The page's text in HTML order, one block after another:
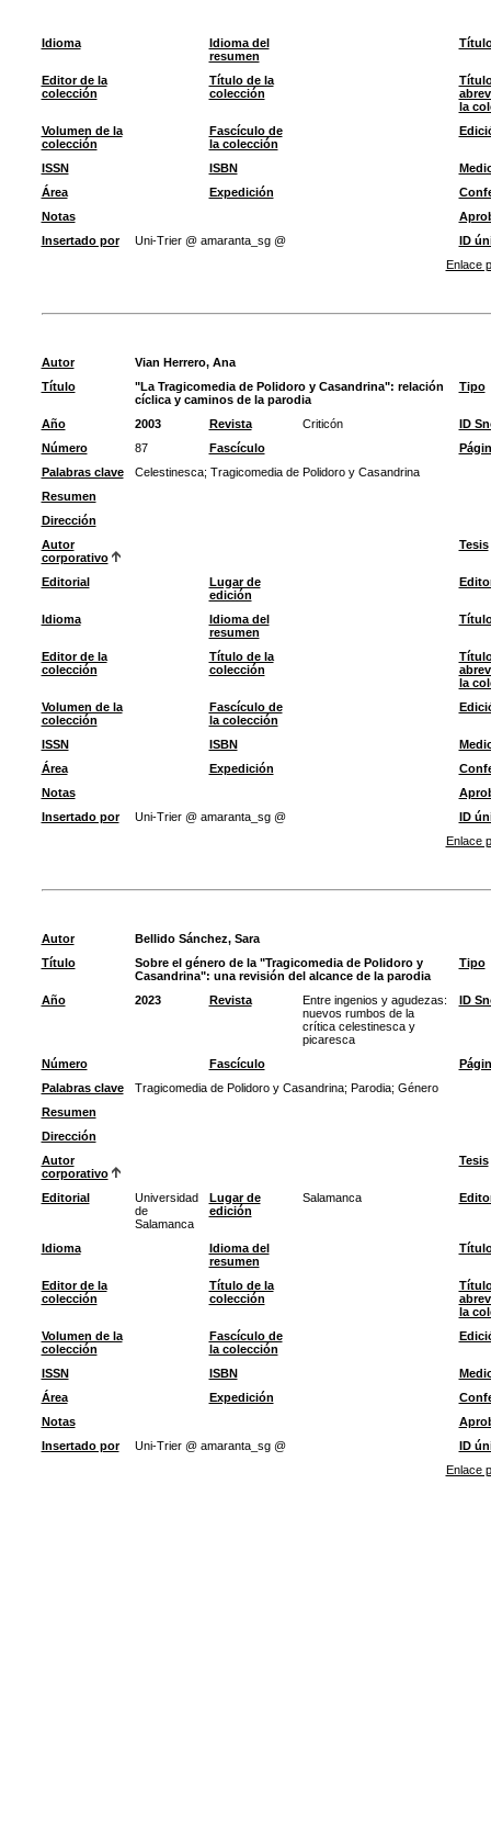
Idioma
Idioma del
resumen
Editor de la
colección
Título de la
colección
la
Volumen de la
colección
Fascículo de
la colección
ISSN ISBN
Área
Expedición
Notas
Insertado por
Uni-Trier @ amaranta_sg @
ID
Enlace
Autor
Vian Herrero, Ana
Título
"La Tragicomedia de Polidoro y Casandrina": relación
cíclica y caminos de la parodia
Tipo
Año 2003 Revista Criticón
ID
Número
87 Fascículo
Palabras clave
Celestinesca; Tragicomedia de Polidoro y Casandrina
Resumen
Dirección
Autor
corporativo
Tesis
Editorial
Lugar de
edición
Idioma
Idioma del
resumen
Editor de la
colección
Título de la
colección
la
Volumen de la
colección
Fascículo de
la colección
ISSN ISBN
Área
Expedición
Notas
Insertado por
Uni-Trier @ amaranta_sg @
ID
Enlace
Autor
Bellido Sánchez, Sara
Título
Sobre el género de la "Tragicomedia de Polidoro y
Casandrina": una revisión del alcance de la parodia
Tipo
Año 2023 Revista
Entre ingenios y agudezas:
nuevos rumbos de la
crítica celestinesca y
picaresca
ID
Número Fascículo
Palabras clave
Tragicomedia de Polidoro y Casandrina; Parodia; Género
Resumen
Dirección
Autor
corporativo
Tesis
Editorial
Universidad
de
Salamanca
Lugar de
edición
Salamanca
Idioma
Idioma del
resumen
Editor de la
colección
Título de la
colección
la
Volumen de la
colección
Fascículo de
la colección
ISSN ISBN
Área
Expedición
Notas
Insertado por
Uni-Trier @ amaranta_sg @
ID
Enlace